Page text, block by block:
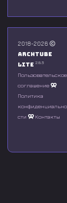
n
o
f
0
s
o
n
d
2018-2026
Archtube
Lite 2.8.5
Пользовательское
соглашение
Политика
конфиденциально
сти
Контакты